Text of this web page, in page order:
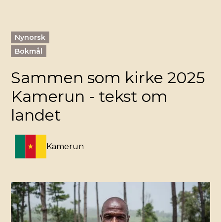
Nynorsk
Bokmål
Sammen som kirke 2025
Kamerun - tekst om
landet
Kamerun